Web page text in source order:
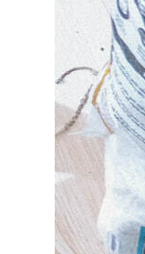
Политика
Пользовательское
Реквизиты
*Instagram
Телеграм
Вконтакте